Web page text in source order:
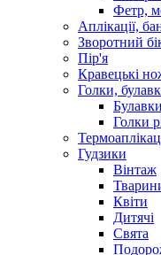
Фетр,
Аплікації,
Зворотний
Пір'я
Кравецькі
Голки,
Булавки
Голки
Гудзики
Вінтаж
Квіти
Дитячі
Свята